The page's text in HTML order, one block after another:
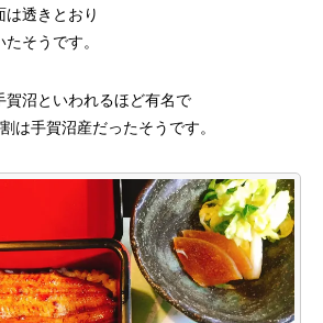
透きとおり
そうです。
賀沼といわれるほど有名で
は手賀沼産だったそうです。